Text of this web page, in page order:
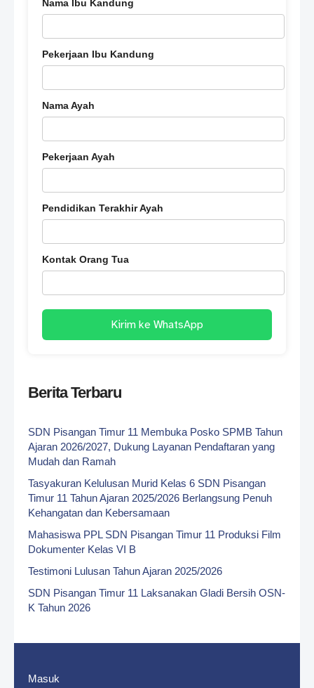
Nama Ibu Kandung
Pekerjaan Ibu Kandung
Nama Ayah
Pekerjaan Ayah
Pendidikan Terakhir Ayah
Kontak Orang Tua
Kirim ke WhatsApp
Berita Terbaru
SDN Pisangan Timur 11 Membuka Posko SPMB Tahun
Ajaran 2026/2027, Dukung Layanan Pendaftaran yang
Mudah dan Ramah
Tasyakuran Kelulusan Murid Kelas 6 SDN Pisangan
Timur 11 Tahun Ajaran 2025/2026 Berlangsung Penuh
Kehangatan dan Kebersamaan
Mahasiswa PPL SDN Pisangan Timur 11 Produksi Film
Dokumenter Kelas VI B
Testimoni Lulusan Tahun Ajaran 2025/2026
SDN Pisangan Timur 11 Laksanakan Gladi Bersih OSN-
K Tahun 2026
Masuk